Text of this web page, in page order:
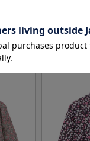
あなたへのおすすめ
RECOMMEND ITEM